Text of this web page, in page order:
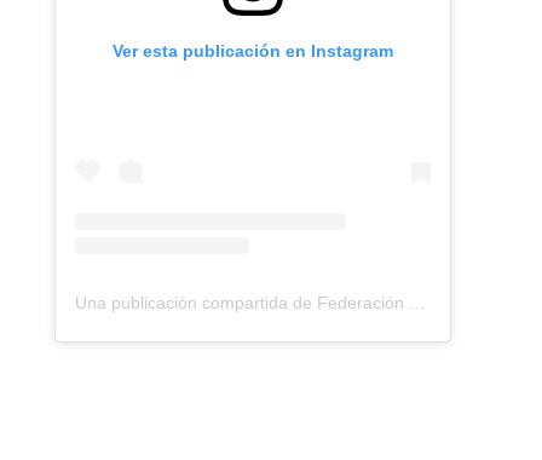
Ver esta publicación en Instagram
Una publicación compartida de Federación Montañismo Tenerife (@federacion_montanismo_tenerife)